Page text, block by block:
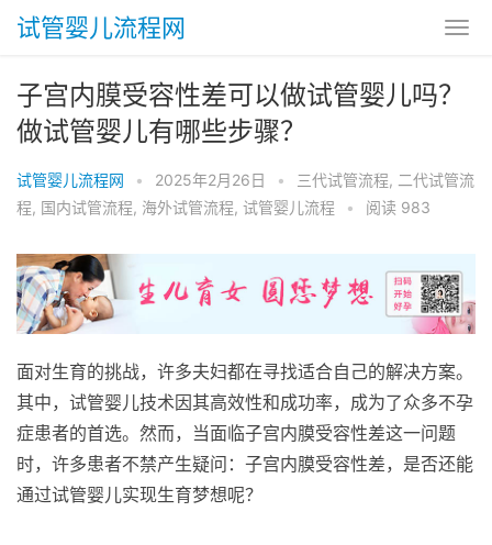
试管婴儿流程网
子宫内膜受容性差可以做试管婴儿吗？
做试管婴儿有哪些步骤？
试管婴儿流程网 • 2025年2月26日 • 三代试管流程, 二代试管流
程, 国内试管流程, 海外试管流程, 试管婴儿流程 • 阅读 983
面对生育的挑战，许多夫妇都在寻找适合自己的解决方案。
其中，试管婴儿技术因其高效性和成功率，成为了众多不孕
症患者的首选。然而，当面临子宫内膜受容性差这一问题
时，许多患者不禁产生疑问：子宫内膜受容性差，是否还能
通过试管婴儿实现生育梦想呢？